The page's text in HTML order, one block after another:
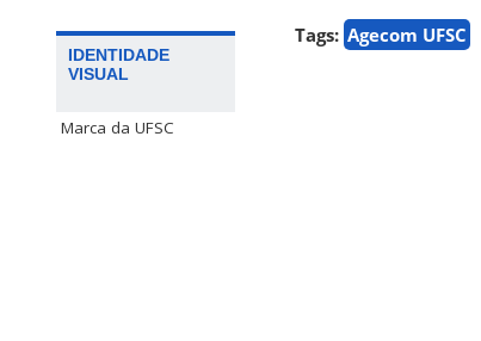
IDENTIDADE
VISUAL
Marca da UFSC
Tags: Agecom UFSC